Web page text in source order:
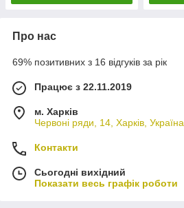
Про нас
69% позитивних з 16 відгуків за рік
Працює з 22.11.2019
м. Харків
Червоні ряди, 14, Харків, Україна
Контакти
Сьогодні вихідний
Показати весь графік роботи